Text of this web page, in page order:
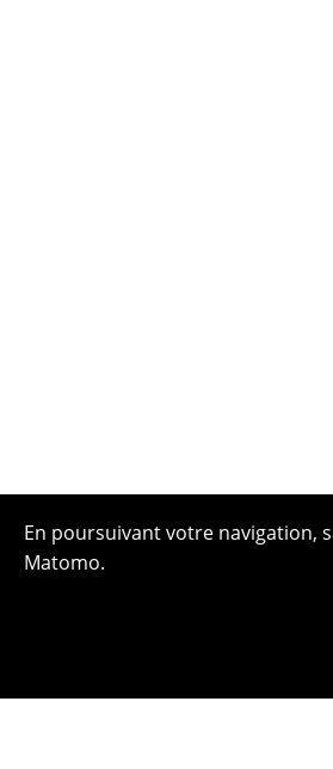
En poursuivant votre navigation,
Matomo.